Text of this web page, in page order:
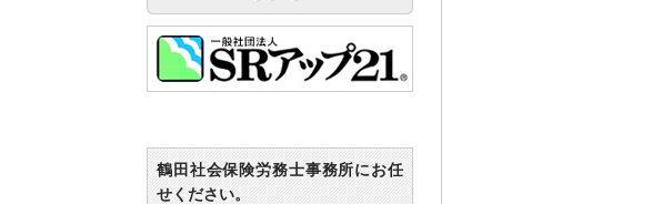
鶴田社会保険労務士事務所にお任
せください。